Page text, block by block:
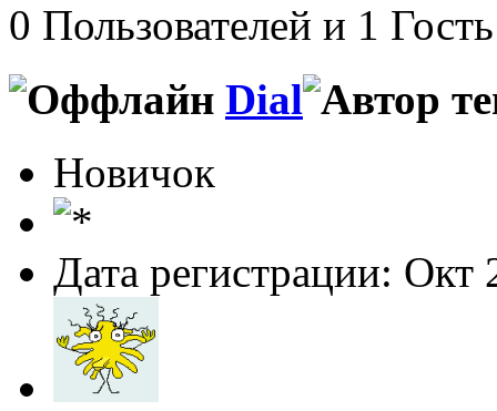
0 Пользователей и 1
Dial
Новичок
Дата регистрации: Окт